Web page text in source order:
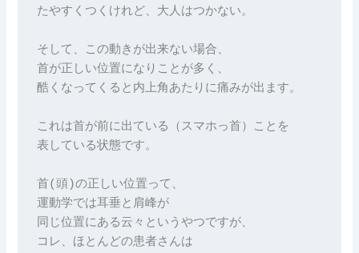
たやすくつくけれど、大人はつかない。
そして、この動きが出来ない場合、
首が正しい位置になりことが多く、
酷くなってくると内上角あたりに痛みが出ます。
これは首が前に出ている（スマホっ首）ことを
表している状態です。
首(頭)の正しい位置って、
運動学では耳垂と肩峰が
同じ位置にある云々というやつですが、
コレ、ほとんどの患者さんは